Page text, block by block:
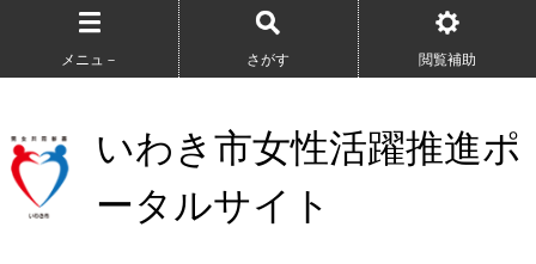
メニュ－ さがす 閲覧補助
いわき市女性活躍推進ポ
ータルサイト